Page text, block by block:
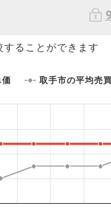
ることができます
価 取手市の平均売